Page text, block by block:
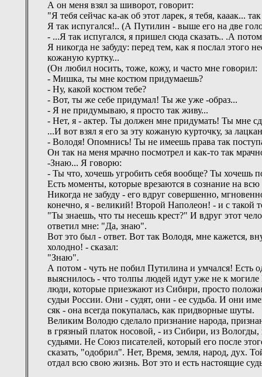
А он меня взял за шиворот, говорит:
"Я тебя сейчас ка-ак об этот ларек, я тебя, кааак...
Я так испугался!.. (А Путилин - выше его на две
- ...Я так испугался, я пришел сюда сказать.. .А
Я никогда не забуду: перед тем, как я послал этого
кожаную куртку...
(Он любил носить, тоже, кожу, и часто мне говорил:
- Мишка, ты мне костюм придумаешь?
- Ну, какой костюм тебе?
- Вот, ты же себе придумал! Ты же уже -образ...
- Я не придумываю, я просто так живу...
- Нет, я - актер. Ты должен мне придумать! Ты мне
...И вот взял я его за эту кожаную курточку, за
- Володя! Опомнись! Ты не имеешь права так
Он так на меня мрачно посмотрел и как-то так
-Знаю... Я говорю:
- Ты что, хочешь угробить себя вообще? Ты хочешь
Есть моменты, которые врезаются в сознание на
Никогда не забуду - его вдруг совершенно,
конечно, я - великий! Второй Наполеон! - и с такой
"Ты знаешь, что ты несешь крест?" И вдруг этот
ответил мне: "Да, знаю".
Вот это был - ответ. Вот так Володя, мне кажется,
холодно! - сказал:
"Знаю".
А потом - чуть не побил Путилина и умчался! Есть
выяснилось - что толпы людей идут уже не к
люди, которые приезжают из Сибири, просто
судьи России. Они - судят, они - ее судьба. И они
сяк - она всегда покупалась, как придворные шуты.
Великим Володю сделало признание народа,
в грязный платок носовой, - из Сибири, из Вологды,
судьями. Не Союз писателей, который его после
сказать, "одобрил". Нет, Время, земля, народ, дух.
отдал всю свою жизнь. Вот это и есть настоящие